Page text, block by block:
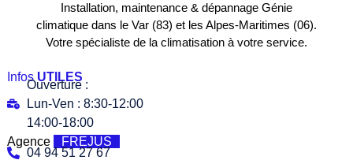
Installation, maintenance & dépannage Génie
climatique dans le Var (83) et les Alpes-Maritimes (06).
Votre spécialiste de la climatisation à votre service.
Infos UTILES
Ouverture :
Lun-Ven : 8:30-12:00
14:00-18:00
Agence
FREJUS
04 94 51 27 67